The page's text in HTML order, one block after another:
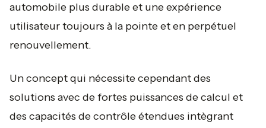
automobile plus durable et une expérience
utilisateur toujours à la pointe et en perpétuel
renouvellement.
Un concept qui nécessite cependant des
solutions avec de fortes puissances de calcul et
des capacités de contrôle étendues intègrant